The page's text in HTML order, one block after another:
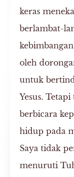
keras
berlambat-
oleh
untuk
Yesus.
berbicara
hidup pada
Saya tidak
menuruti